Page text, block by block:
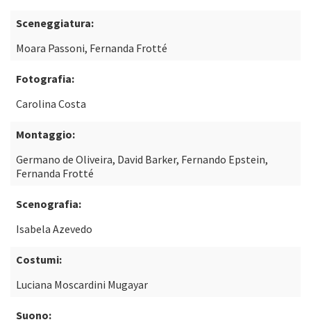
Sceneggiatura:
Moara Passoni, Fernanda Frotté
Fotografia:
Carolina Costa
Montaggio:
Germano de Oliveira, David Barker, Fernando Epstein,
Fernanda Frotté
Scenografia:
Isabela Azevedo
Costumi:
Luciana Moscardini Mugayar
Suono: